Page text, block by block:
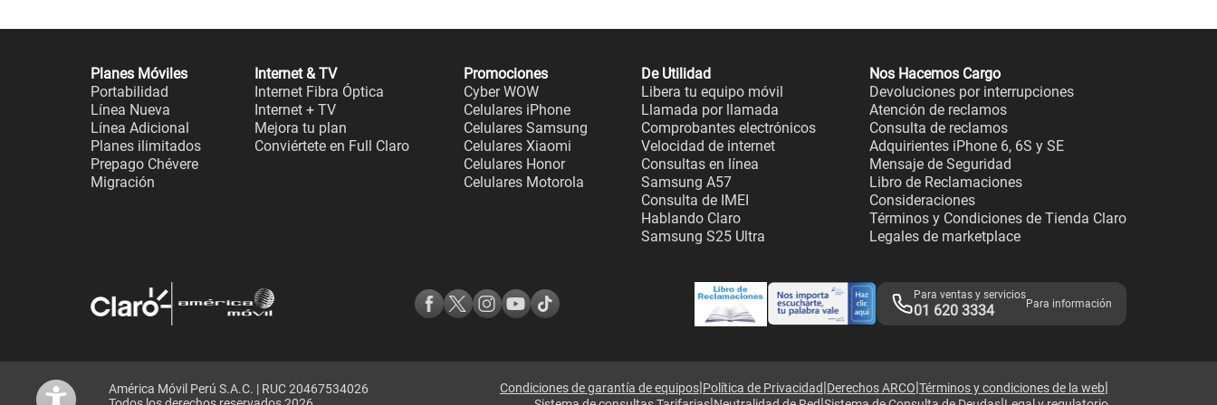
Planes Móviles
Portabilidad
Línea Nueva
Línea Adicional
Planes ilimitados
Prepago Chévere
Migración
Internet & TV
Internet Fibra Óptica
Internet + TV
Mejora tu plan
Conviértete en Full Claro
Promociones
Cyber WOW
Celulares iPhone
Celulares Samsung
Celulares Xiaomi
Celulares Honor
Celulares Motorola
De Utilidad
Libera tu equipo móvil
Llamada por llamada
Comprobantes electrónicos
Velocidad de internet
Consultas en línea
Samsung A57
Consulta de IMEI
Hablando Claro
Samsung S25 Ultra
Nos Hacemos Cargo
Devoluciones por interrupciones
Atención de reclamos
Consulta de reclamos
Adquirientes iPhone 6, 6S y SE
Mensaje de Seguridad
Libro de Reclamaciones
Consideraciones
Términos y Condiciones de Tienda Claro
Legales de marketplace
Para ventas y servicios
01 620 3334 Para información
América Móvil Perú S.A.C. | RUC 20467534026
Condiciones de garantía de equipos|Política de Privacidad|Derechos ARCO|Términos y condiciones de la web|